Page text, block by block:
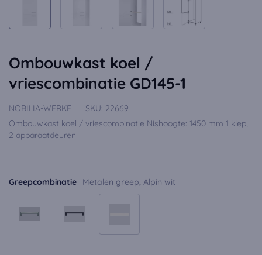
Ombouwkast koel /
vriescombinatie GD145-1
NOBILIA-WERKE SKU: 22669
Ombouwkast koel / vriescombinatie Nishoogte: 1450 mm 1 klep,
2 apparaatdeuren
Greepcombinatie Metalen greep, Alpin wit